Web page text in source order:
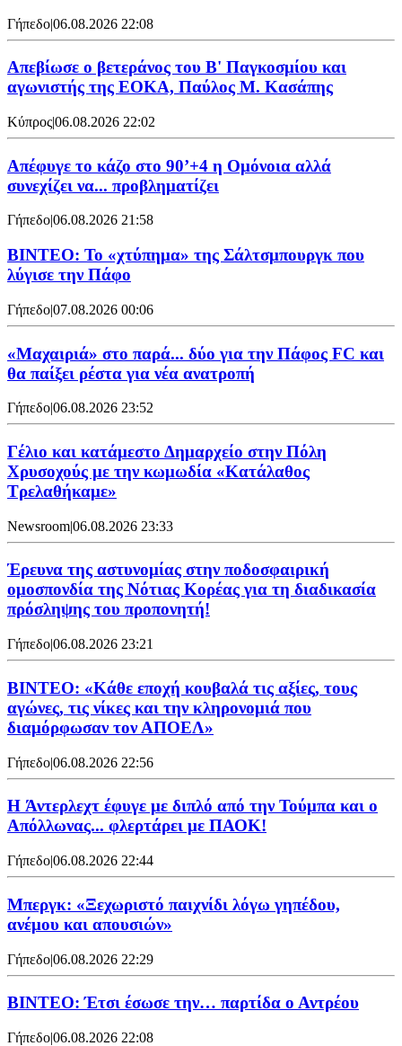
Γήπεδο|06.08.2026 22:08
Απεβίωσε ο βετεράνος του Β' Παγκοσμίου και
αγωνιστής της ΕΟΚΑ, Παύλος Μ. Κασάπης
Κύπρος|06.08.2026 22:02
Απέφυγε το κάζο στο 90’+4 η Ομόνοια αλλά
συνεχίζει να... προβληματίζει
Γήπεδο|06.08.2026 21:58
ΒΙΝΤΕΟ: Το «χτύπημα» της Σάλτσμπουργκ που
λύγισε την Πάφο
Γήπεδο|07.08.2026 00:06
«Μαχαιριά» στο παρά... δύο για την Πάφος FC και
θα παίξει ρέστα για νέα ανατροπή
Γήπεδο|06.08.2026 23:52
Γέλιο και κατάμεστο Δημαρχείο στην Πόλη
Χρυσοχούς με την κωμωδία «Κατάλαθος
Τρελαθήκαμε»
Newsroom|06.08.2026 23:33
Έρευνα της αστυνομίας στην ποδοσφαιρική
ομοσπονδία της Νότιας Κορέας για τη διαδικασία
πρόσληψης του προπονητή!
Γήπεδο|06.08.2026 23:21
ΒΙΝΤΕΟ: «Κάθε εποχή κουβαλά τις αξίες, τους
αγώνες, τις νίκες και την κληρονομιά που
διαμόρφωσαν τον ΑΠΟΕΛ»
Γήπεδο|06.08.2026 22:56
H Άντερλεχτ έφυγε με διπλό από την Τούμπα και ο
Απόλλωνας... φλερτάρει με ΠΑΟΚ!
Γήπεδο|06.08.2026 22:44
Μπεργκ: «Ξεχωριστό παιχνίδι λόγω γηπέδου,
ανέμου και απουσιών»
Γήπεδο|06.08.2026 22:29
ΒΙΝΤΕΟ: Έτσι έσωσε την… παρτίδα ο Αντρέου
Γήπεδο|06.08.2026 22:08